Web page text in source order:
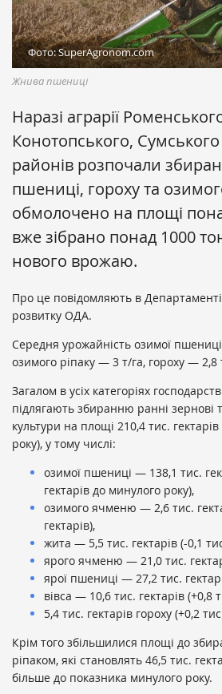
Фото: SuperAgronom.com
Жнива пшениці
Наразі аграрії
Конотопського,
районів розпочали
пшениці, гороху та
обмолочено на площі
вже зібрано понад 1000
нового врожаю.
Про це повідомляють в
розвитку ОДА.
Середня урожайність озимої
озимого ріпаку — 3 т/га, гороху — 2,8
Загалом в усіх категоріях
підлягають збиранню ранні зернові
культури на площі 210,4 тис.
року), у тому числі:
озимої пшениці — 138,1 тис.
гектарів до минулого року),
озимого ячменю — 2,6 тис.
гектарів),
жита — 5,5 тис. гектарів (-0,1
ярого ячменю — 21,0 тис.
ярої пшениці — 27,2 тис.
вівса — 10,6 тис. гектарів (+0,8
5,4 тис. гектарів гороху (+0,2
Крім того збільшилися площі до
ріпаком, які становлять 46,5 тис.
більше до показника минулого року.